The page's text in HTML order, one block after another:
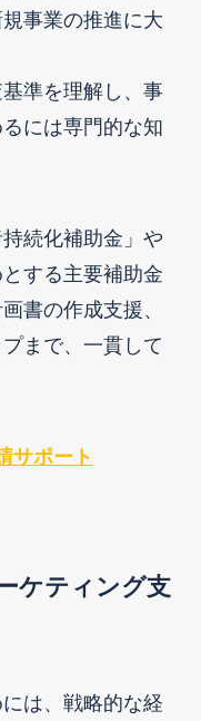
事業の推進に大
準を理解し、事
には専門的な知
続化補助金」や
する主要補助金
書の作成支援、
まで、一貫して
サポート
ケティング支
は、戦略的な経